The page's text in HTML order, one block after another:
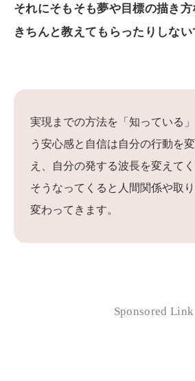
それにそもそも夢や目標の描き
きちんと教えてもらったりしない
実現までの方法を「知っている
う安心感と自信は自分の行動を
え、自分の発する波長を変えてく
そうなってくると人間関係や取
変わってきます。
Sponsored Link